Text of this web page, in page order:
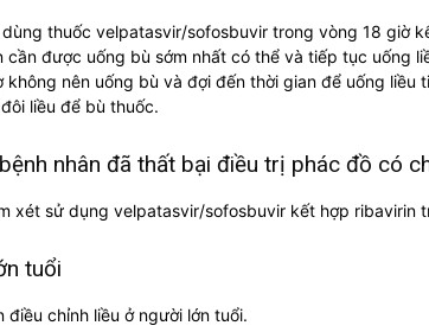
dùng thuốc velpatasvir/sofosbuvir trong vòng 18 giờ
cần được uống bù sớm nhất có thể và tiếp tục uống
không nên uống bù và đợi đến thời gian để uống liều
liều để bù thuốc.
nhân đã thất bại điều trị phác đồ có
xét sử dụng velpatasvir/sofosbuvir kết hợp ribavirin
tuổi
điều chỉnh liều ở người lớn tuổi.